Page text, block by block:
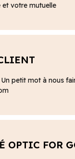
et votre mutuelle
petit mot à nous
OPTIC FOR